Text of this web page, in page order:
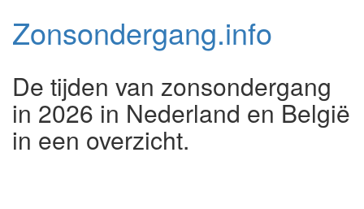
Zonsondergang.info
De tijden van zonsondergang
in 2026 in Nederland en België
in een overzicht.